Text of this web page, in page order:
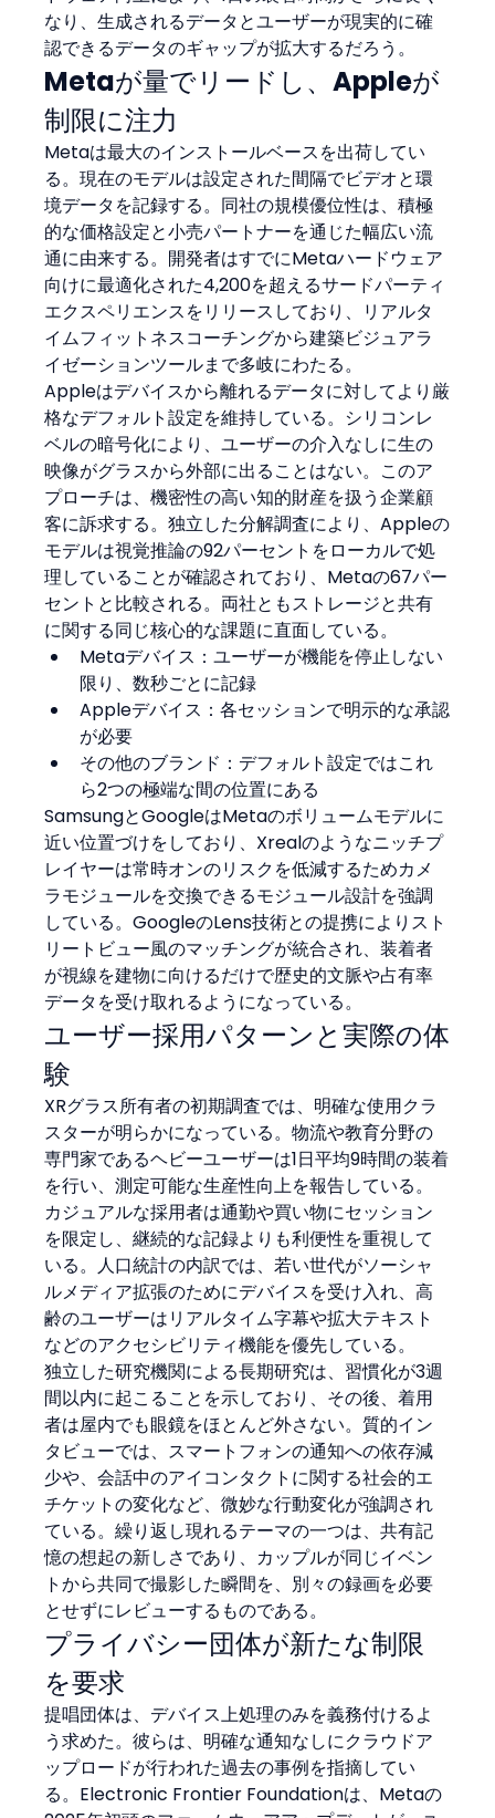
なり、生成されるデータとユーザーが現実的に確
認できるデータのギャップが拡大するだろう。
Metaが量でリードし、Appleが
制限に注力
Metaは最大のインストールベースを出荷してい
る。現在のモデルは設定された間隔でビデオと環
境データを記録する。同社の規模優位性は、積極
的な価格設定と小売パートナーを通じた幅広い流
通に由来する。開発者はすでにMetaハードウェア
向けに最適化された4,200を超えるサードパーティ
エクスペリエンスをリリースしており、リアルタ
イムフィットネスコーチングから建築ビジュアラ
イゼーションツールまで多岐にわたる。
Appleはデバイスから離れるデータに対してより厳
格なデフォルト設定を維持している。シリコンレ
ベルの暗号化により、ユーザーの介入なしに生の
映像がグラスから外部に出ることはない。このア
プローチは、機密性の高い知的財産を扱う企業顧
客に訴求する。独立した分解調査により、Appleの
モデルは視覚推論の92パーセントをローカルで処
理していることが確認されており、Metaの67パー
セントと比較される。両社ともストレージと共有
に関する同じ核心的な課題に直面している。
Metaデバイス：ユーザーが機能を停止しない
限り、数秒ごとに記録
Appleデバイス：各セッションで明示的な承認
が必要
その他のブランド：デフォルト設定ではこれ
ら2つの極端な間の位置にある
SamsungとGoogleはMetaのボリュームモデルに
近い位置づけをしており、Xrealのようなニッチプ
レイヤーは常時オンのリスクを低減するためカメ
ラモジュールを交換できるモジュール設計を強調
している。GoogleのLens技術との提携によりスト
リートビュー風のマッチングが統合され、装着者
が視線を建物に向けるだけで歴史的文脈や占有率
データを受け取れるようになっている。
ユーザー採用パターンと実際の体
験
XRグラス所有者の初期調査では、明確な使用クラ
スターが明らかになっている。物流や教育分野の
専門家であるヘビーユーザーは1日平均9時間の装着
を行い、測定可能な生産性向上を報告している。
カジュアルな採用者は通勤や買い物にセッション
を限定し、継続的な記録よりも利便性を重視して
いる。人口統計の内訳では、若い世代がソーシャ
ルメディア拡張のためにデバイスを受け入れ、高
齢のユーザーはリアルタイム字幕や拡大テキスト
などのアクセシビリティ機能を優先している。
独立した研究機関による長期研究は、習慣化が3週
間以内に起こることを示しており、その後、着用
者は屋内でも眼鏡をほとんど外さない。質的イン
タビューでは、スマートフォンの通知への依存減
少や、会話中のアイコンタクトに関する社会的エ
チケットの変化など、微妙な行動変化が強調され
ている。繰り返し現れるテーマの一つは、共有記
憶の想起の新しさであり、カップルが同じイベン
トから共同で撮影した瞬間を、別々の録画を必要
とせずにレビューするものである。
プライバシー団体が新たな制限
を要求
提唱団体は、デバイス上処理のみを義務付けるよ
う求めた。彼らは、明確な通知なしにクラウドア
ップロードが行われた過去の事例を指摘してい
る。Electronic Frontier Foundationは、Metaの